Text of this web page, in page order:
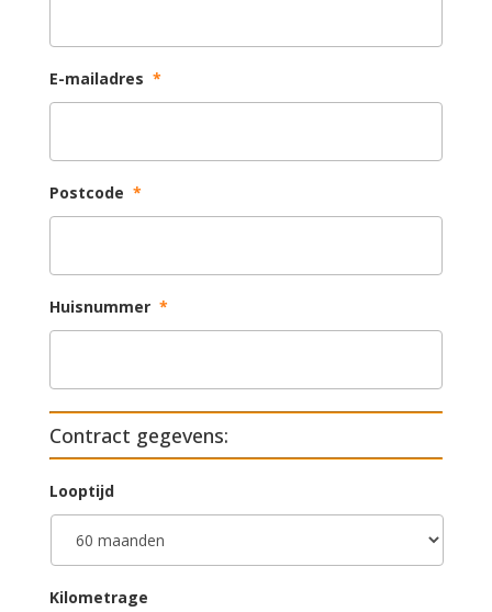
E-mailadres *
Postcode *
Huisnummer *
Contract gegevens:
Looptijd
Kilometrage